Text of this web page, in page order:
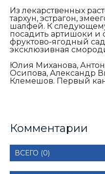
Из лекарственных
тархун, эстрагон,
шалфей. К
посадить артишоки и
фруктово-ягодный
эксклюзивная
Юлия Миханова, Антон
Осипова, Александр
Клемешов. Первый
Комментарии
ВСЕГО (0)